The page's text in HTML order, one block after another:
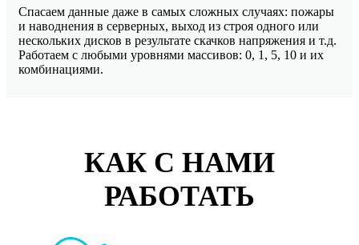
Спасаем данные даже в самых сложных случаях: пожары
и наводнения в серверных, выход из строя одного или
нескольких дисков в результате скачков напряжения и т.д.
Работаем с любыми уровнями массивов: 0, 1, 5, 10 и их
комбинациями.
КАК С НАМИ
РАБОТАТЬ